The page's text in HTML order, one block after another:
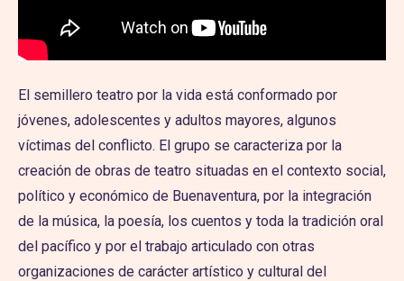
El semillero teatro por la vida está conformado por
jóvenes, adolescentes y adultos mayores, algunos
víctimas del conflicto. El grupo se caracteriza por la
creación de obras de teatro situadas en el contexto social,
político y económico de Buenaventura, por la integración
de la música, la poesía, los cuentos y toda la tradición oral
del pacífico y por el trabajo articulado con otras
organizaciones de carácter artístico y cultural del